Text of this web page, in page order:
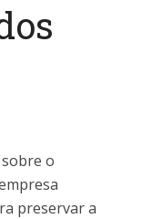
o
preservar a